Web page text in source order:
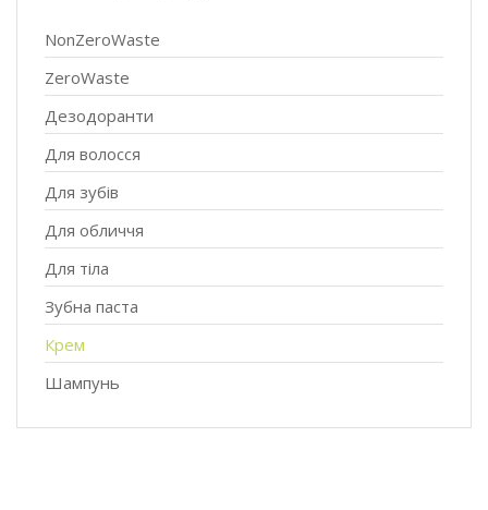
NonZeroWaste
ZeroWaste
Дезодоранти
Для волосся
Для зубів
Для обличчя
Для тіла
Зубна паста
Крем
Шампунь